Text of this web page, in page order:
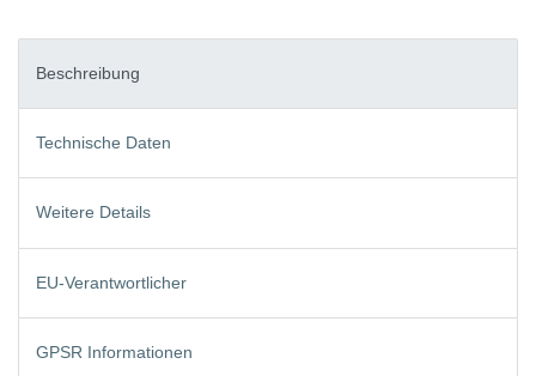
Beschreibung
Technische Daten
Weitere Details
EU-Verantwortlicher
GPSR Informationen